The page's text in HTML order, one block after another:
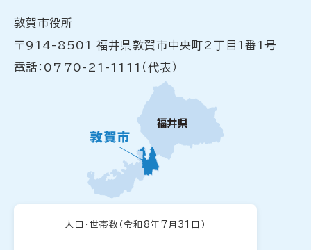
敦賀市役所
〒914-8501 福井県敦賀市中央町2丁目1番1号
電話：0770-21-1111（代表）
人口・世帯数 （令和8年7月31日）